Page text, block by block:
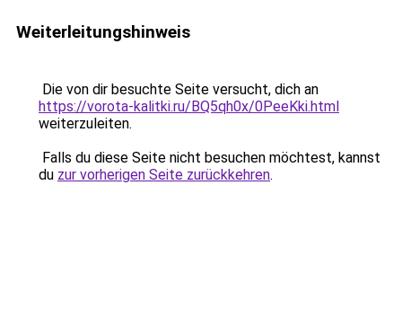
Weiterleitungshinweis
Die von dir besuchte Seite versucht, dich an
https://vorota-kalitki.ru/BQ5qh0x/0PeeKki.html
weiterzuleiten.
Falls du diese Seite nicht besuchen möchtest, kannst
du zur vorherigen Seite zurückkehren.